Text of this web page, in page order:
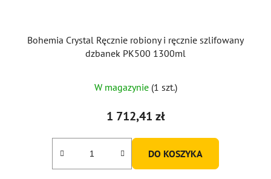
Bohemia Crystal Ręcznie robiony i ręcznie szlifowany
dzbanek PK500 1300ml
W magazynie (1 szt.)
1 712,41 zł
DO KOSZYKA